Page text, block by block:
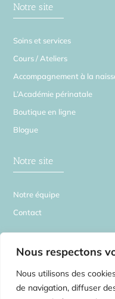
Nous respectons
Nous utilisons des
de navigation, diffuser
Notre site
Soins et services
Cours / Ateliers
Accompagnement à la
L’Académie périnatale
Boutique en ligne
Blogue
Notre site
Notre équipe
Contact